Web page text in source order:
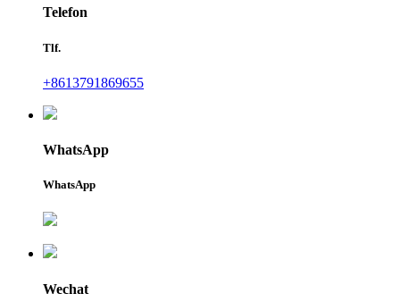
Telefon
Tlf.
+8613791869655
WhatsApp
WhatsApp
Wechat